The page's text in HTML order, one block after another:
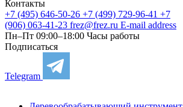
Контакты
+7 (495) 646-50-26 +7 (499) 729-96-41 +7
(906) 063-41-23 frez@frez.ru E-mail address
Пн–Пт 09:00–18:00 Часы работы
Подписаться
Telegram